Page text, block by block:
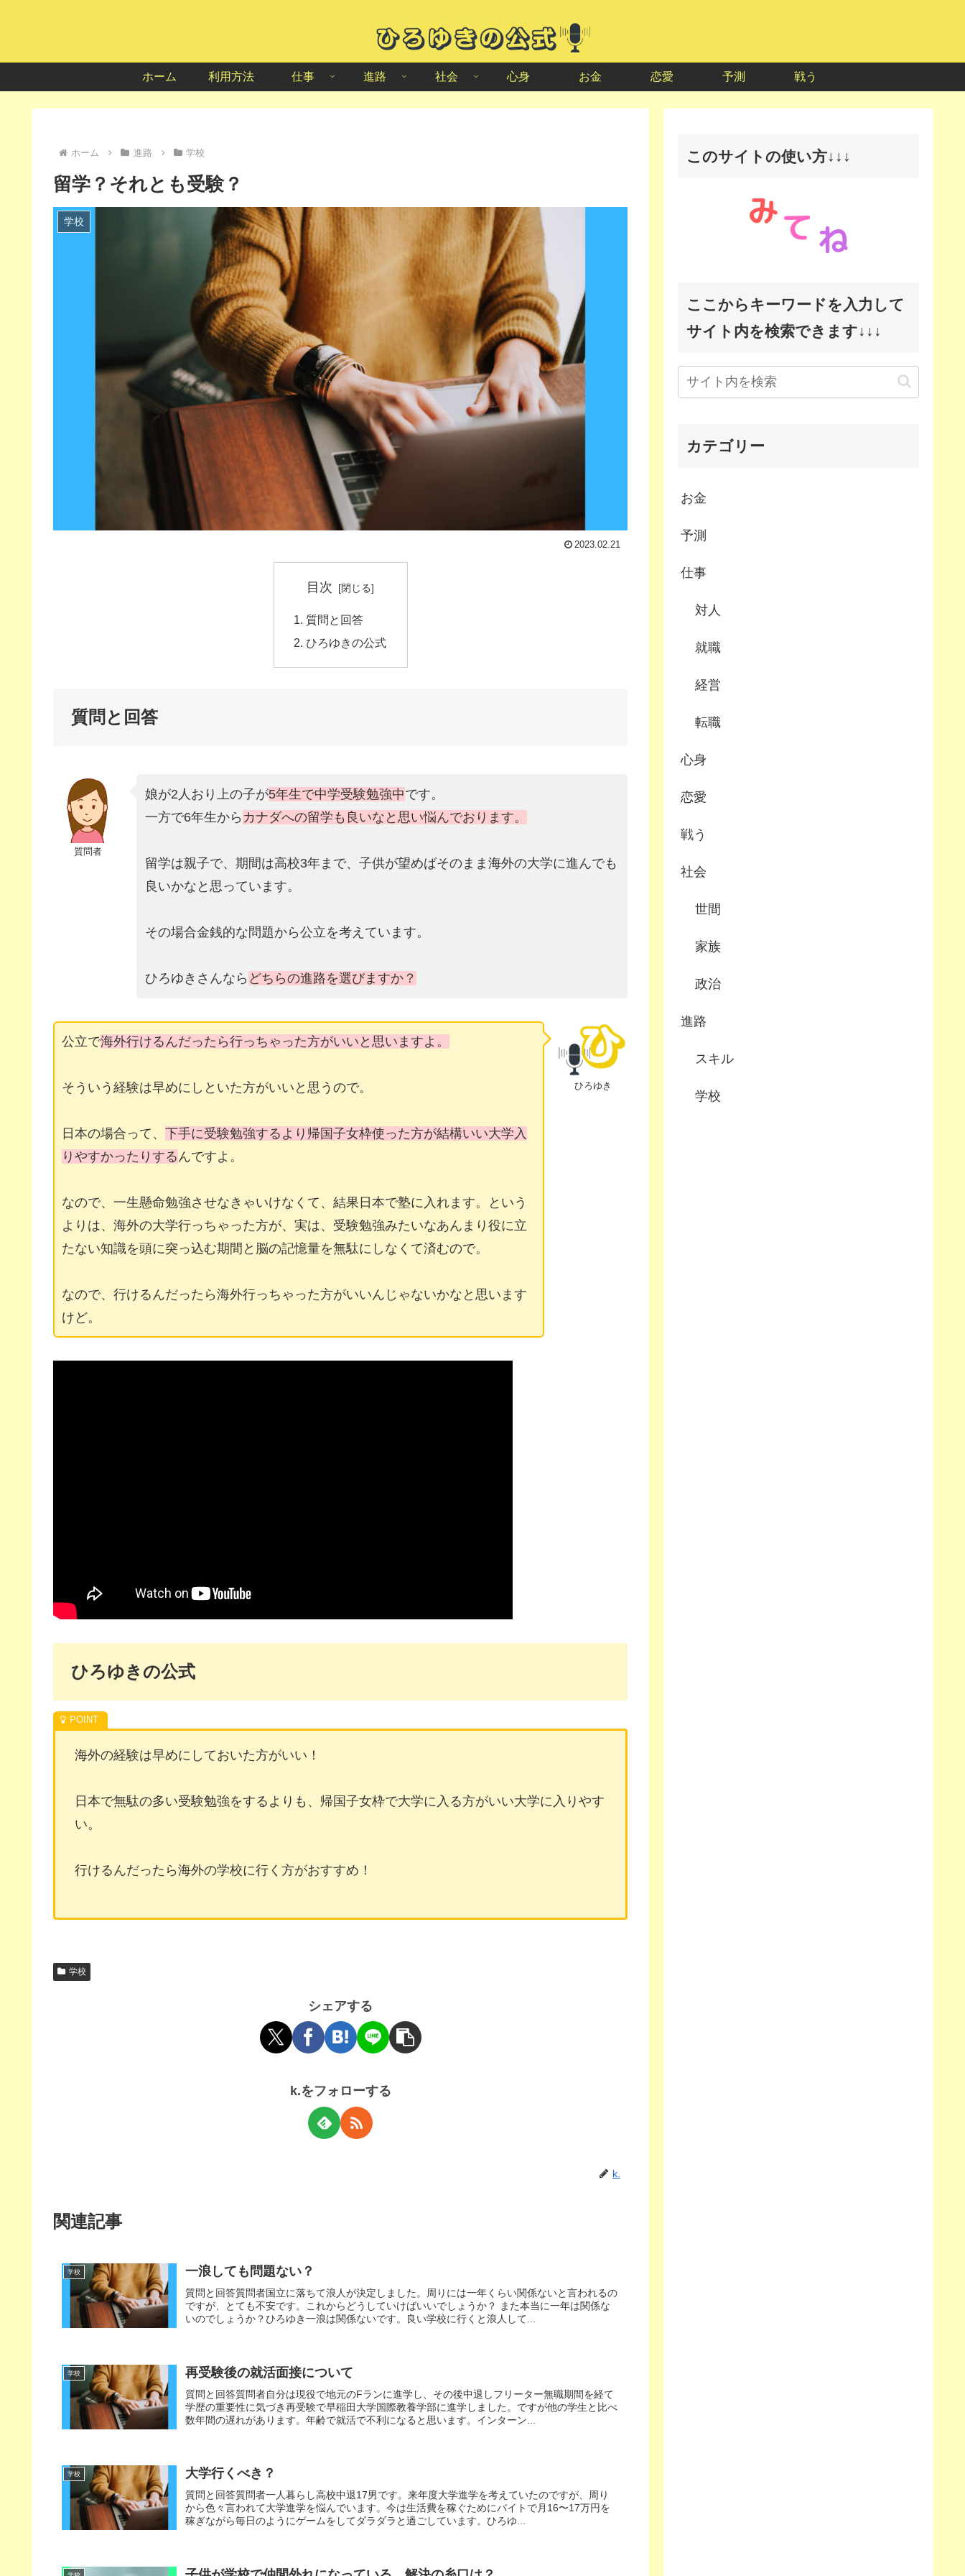
ホーム 利用方法 仕事 進路 社会 心身 お金 恋愛 予測 戦う
ホーム 進路 学校
留学？それとも受験？
学校
2023.02.21
目次
質問と回答
ひろゆきの公式
質問と回答
質問者
娘が2人おり上の子が5年生で中学受験勉強中です。
一方で6年生から カナダへの留学も良いなと思い悩んでおります。
留学は親子で、期間は高校3年まで、子供が望めばそのまま海外の大学に進んでも
良いかなと思っています。
その場合金銭的な問題から公立を考えています。
ひろゆきさんなら どちらの進路を選びますか？
ひろゆき
公立で海外行けるんだったら行っちゃった方がいいと思いますよ。
そういう経験は早めにしといた方がいいと思うので。
日本の場合って、 下手に受験勉強するより 帰国子女枠使った方が結構いい大学入
りやすかったりする んですよ。
なので、一生懸命勉強させなきゃいけなくて、結果日本で塾に入れます。という
よりは、海外の大学行っちゃった方が、実は、受験勉強みたいなあんまり役に立
たない知識を頭に突っ込む期間と脳の記憶量を無駄にしなくて済むので。
なので、行けるんだったら海外行っちゃった方がいいんじゃないかなと思います
けど。
ひろゆきの公式
海外の経験は早めにしておいた方がいい！
日本で無駄の多い受験勉強をするよりも、帰国子女枠で大学に入る方がいい大学に入りやす
い。
行けるんだったら海外の学校に行く方がおすすめ！
学校
シェアする
k.をフォローする
k.
関連記事
学校 一浪しても問題ない？
質問と回答質問者国立に落ちて浪人が決定しました。周りには一年くらい関係ないと言われるの
ですが、とても不安です。これからどうしていけばいいでしょうか？ また本当に一年は関係な
いのでしょうか？ひろゆき一浪は関係ないです。良い学校に行くと浪人して...
学校 再受験後の就活面接について
質問と回答質問者自分は現役で地元のFランに進学し、その後中退しフリーター無職期間を経て
学歴の重要性に気づき再受験で早稲田大学国際教養学部に進学しました。ですが他の学生と比べ
数年間の遅れがあります。年齢で就活で不利になると思います。インターン...
学校 大学行くべき？
質問と回答質問者一人暮らし高校中退17男です。来年度大学進学を考えていたのですが、周り
から色々言われて大学進学を悩んでいます。今は生活費を稼ぐためにバイトで月16〜17万円を
稼ぎながら毎日のようにゲームをしてダラダラと過ごしています。ひろゆ...
このサイトの使い方↓↓↓
ここからキーワードを入力して
サイト内を検索できます↓↓↓
カテゴリー
お金
予測
仕事
対人
就職
経営
転職
心身
恋愛
戦う
社会
世間
家族
政治
進路
スキル
学校